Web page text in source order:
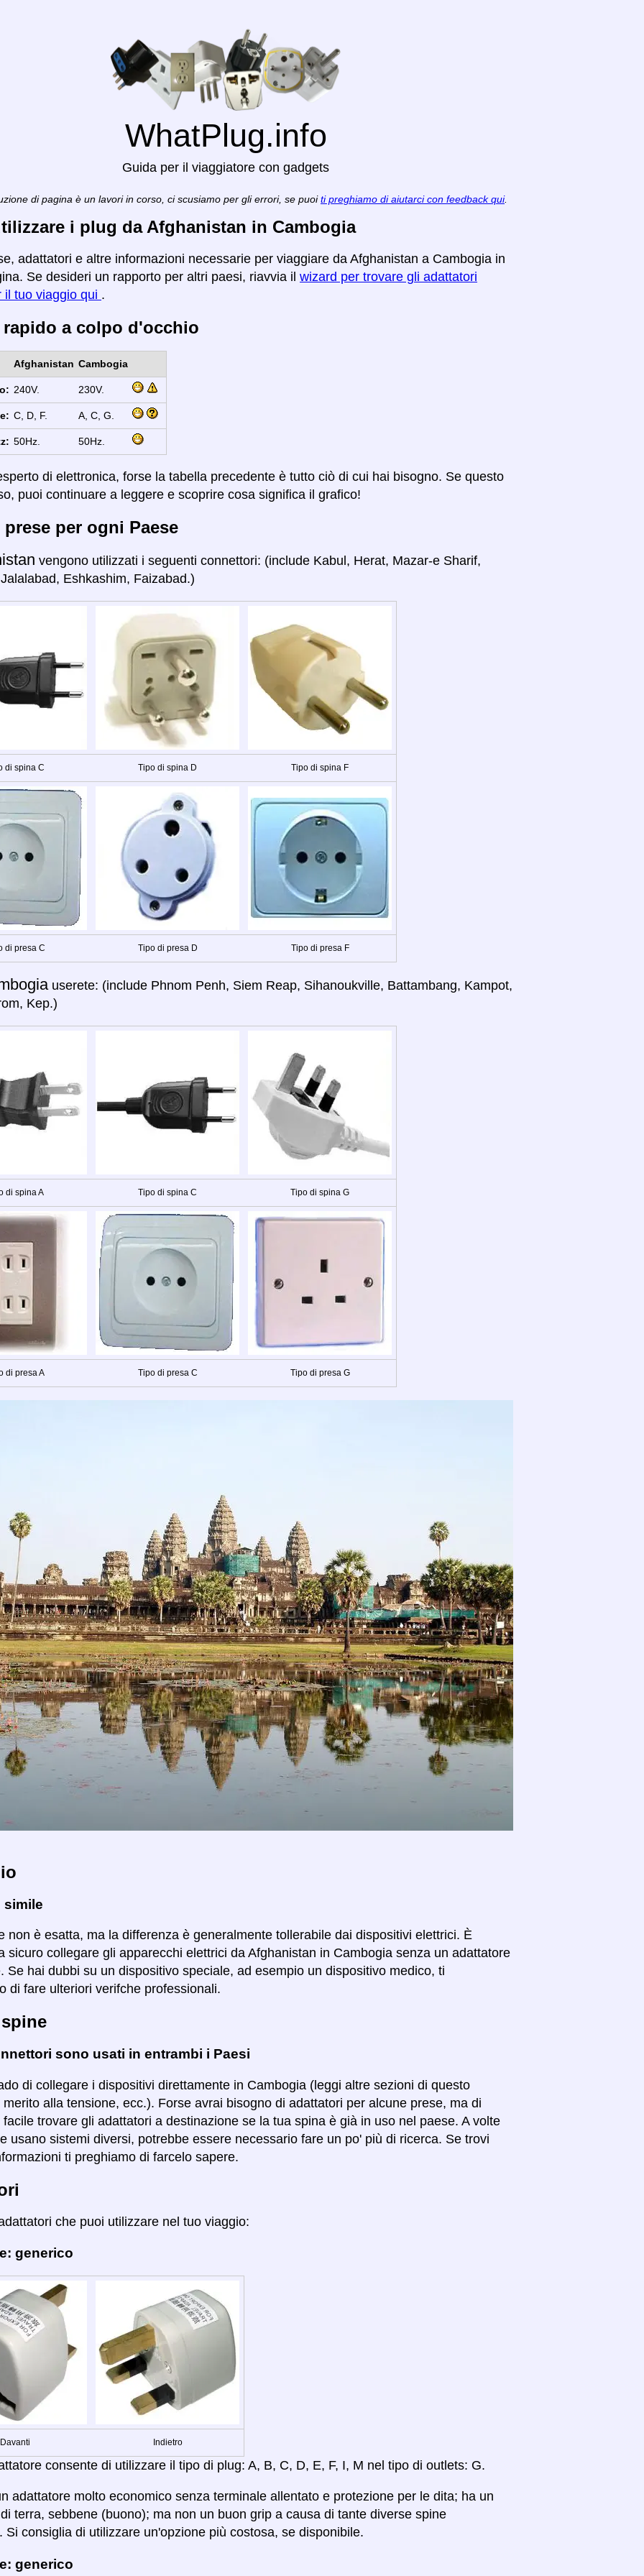
WhatPlug.info
Guida per il viaggiatore con gadgets
di pagina è un lavori in corso, ci scusiamo per gli errori, se puoi ti preghiamo di aiutarci con feedback qui.
i plug da Afghanistan in Cambogia
adattatori e altre informazioni necessarie per viaggiare da Afghanistan a Cambogia in
Se desideri un rapporto per altri paesi, riavvia il wizard per trovare gli adattatori
il tuo viaggio qui .
a colpo d'occhio
Afghanistan Cambogia
240V. 230V.
C, D, F. A, C, G.
50Hz. 50Hz.
di elettronica, forse la tabella precedente è tutto ciò di cui hai bisogno. Se questo
puoi continuare a leggere e scoprire cosa significa il grafico!
prese per ogni Paese
vengono utilizzati i seguenti connettori: (include Kabul, Herat, Mazar-e Sharif,
Eshkashim, Faizabad.)
di spina C Tipo di spina D Tipo di spina F
di presa C Tipo di presa D Tipo di presa F
userete: (include Phnom Penh, Siem Reap, Sihanoukville, Battambang, Kampot,
Kep.)
di spina A Tipo di spina C Tipo di spina G
di presa A Tipo di presa C Tipo di presa G
simile
non è esatta, ma la differenza è generalmente tollerabile dai dispositivi elettrici. È
sicuro collegare gli apparecchi elettrici da Afghanistan in Cambogia senza un adattatore
Se hai dubbi su un dispositivo speciale, ad esempio un dispositivo medico, ti
di fare ulteriori verifche professionali.
sono usati in entrambi i Paesi
di collegare i dispositivi direttamente in Cambogia (leggi altre sezioni di questo
alla tensione, ecc.). Forse avrai bisogno di adattatori per alcune prese, ma di
trovare gli adattatori a destinazione se la tua spina è già in uso nel paese. A volte
usano sistemi diversi, potrebbe essere necessario fare un po' più di ricerca. Se trovi
ti preghiamo di farcelo sapere.
che puoi utilizzare nel tuo viaggio:
generico
Davanti Indietro
consente di utilizzare il tipo di plug: A, B, C, D, E, F, I, M nel tipo di outlets: G.
adattatore molto economico senza terminale allentato e protezione per le dita; ha un
terra, sebbene (buono); ma non un buon grip a causa di tante diverse spine
Si consiglia di utilizzare un'opzione più costosa, se disponibile.
generico